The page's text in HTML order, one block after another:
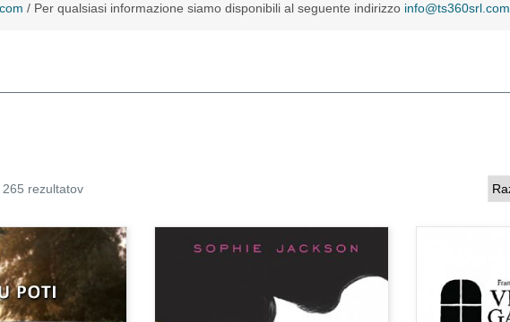
/ Per qualsiasi informazione siamo disponibili al seguente indirizzo info@ts360srl.com
rezultatov